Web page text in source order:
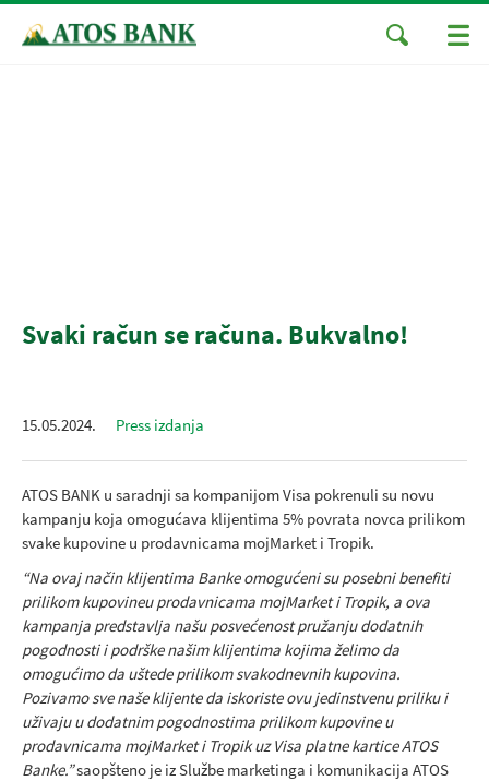
Svaki račun se računa. Bukvalno!
15.05.2024. Press izdanja
ATOS BANK u saradnji sa kompanijom Visa pokrenuli su novu
kampanju koja omogućava klijentima 5% povrata novca prilikom
svake kupovine u prodavnicama mojMarket i Tropik.
“Na ovaj način klijentima Banke omogućeni su posebni benefiti
prilikom kupovineu prodavnicama mojMarket i Tropik, a ova
kampanja predstavlja našu posvećenost pružanju dodatnih
pogodnosti i podrške našim klijentima kojima želimo da
omogućimo da uštede prilikom svakodnevnih kupovina.
Pozivamo sve naše klijente da iskoriste ovu jedinstvenu priliku i
uživaju u dodatnim pogodnostima prilikom kupovine u
prodavnicama mojMarket i Tropik uz Visa platne kartice ATOS
Banke.”saopšteno je iz Službe marketinga i komunikacija ATOS